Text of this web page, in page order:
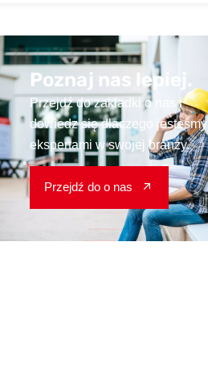
Poznaj nas lepiej.
Przejdź do zakładki o nas i
dowiedz się dlaczego jesteśmy
ekspertami w swojej branży.
Przejdź do o nas